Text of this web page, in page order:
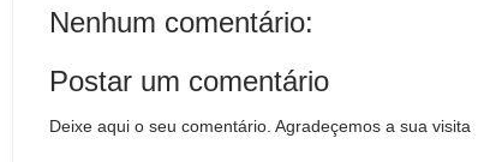
Nenhum comentário:
Postar um comentário
Deixe aqui o seu comentário. Agradeçemos a sua visita